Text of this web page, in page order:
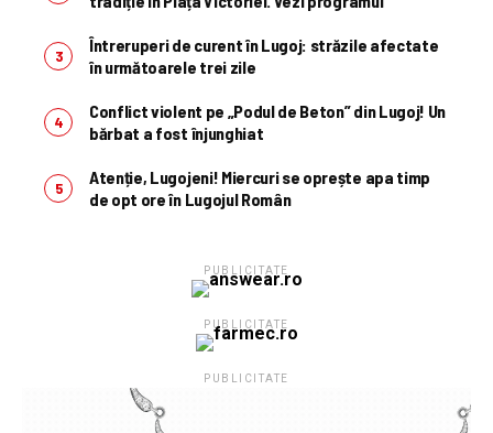
Întreruperi de curent în Lugoj: străzile afectate
în următoarele trei zile
Conflict violent pe „Podul de Beton” din Lugoj! Un
bărbat a fost înjunghiat
Atenție, Lugojeni! Miercuri se oprește apa timp
de opt ore în Lugojul Român
PUBLICITATE
PUBLICITATE
PUBLICITATE